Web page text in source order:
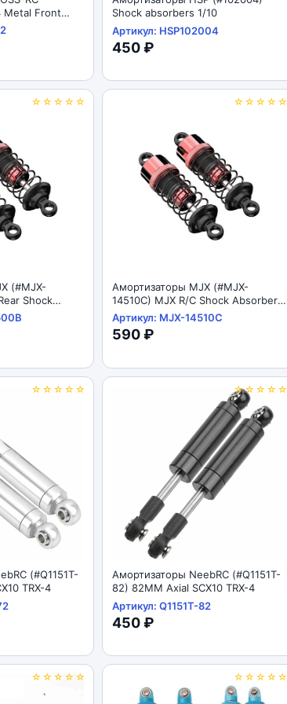
Metal Front
Shock absorbers 1/10
Артикул: HSP102004
450 ₽
☆☆☆☆☆
(#MJX-
Shock
☆☆☆☆☆
Амортизаторы MJX (#MJX-
14510C) MJX R/C Shock Absorbers
1/14
Артикул: MJX-14510C
590 ₽
☆☆☆☆☆
(#Q1151T-
TRX-4
☆☆☆☆☆
Амортизаторы NeebRC (#Q1151T-
82) 82MM Axial SCX10 TRX-4
Артикул: Q1151T-82
450 ₽
☆☆☆☆☆ ☆☆☆☆☆